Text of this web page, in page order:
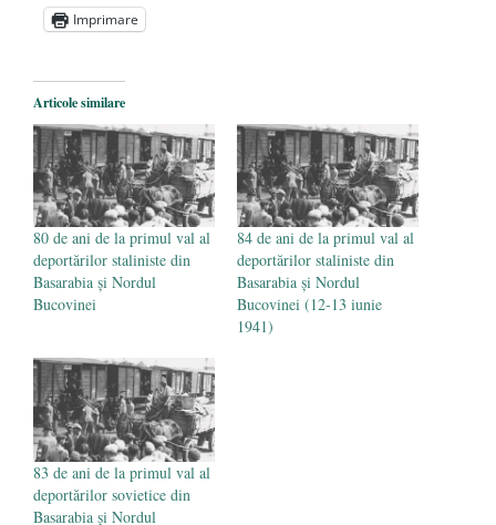
„Carnea cultivată” în laborator, tot mai
comercializare în UE
Părintele mărturisitor Constantin
Voicescu, pomenit, duminică, la
Mănăstirea Cernica - 27 iulie 2024
Imprimare
Articole similare
80 de ani de la primul val al
deportărilor staliniste din
Basarabia şi Nordul
Bucovinei
84 de ani de la primul val al
deportărilor staliniste din
Basarabia şi Nordul
Bucovinei (12-13 iunie
1941)
83 de ani de la primul val al
deportărilor sovietice din
Basarabia şi Nordul